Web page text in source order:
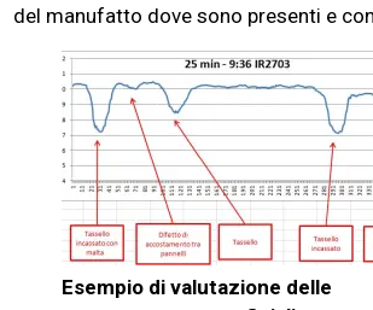
del manufatto dove sono presenti e
Esempio di valutazione delle